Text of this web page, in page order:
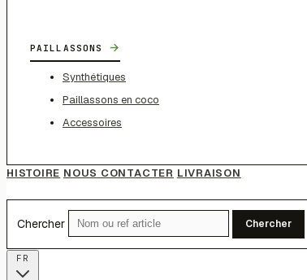
PAILLASSONS →
Synthétiques
Paillassons en coco
Accessoires
HISTOIRE NOUS CONTACTER LIVRAISON
Chercher Chercher